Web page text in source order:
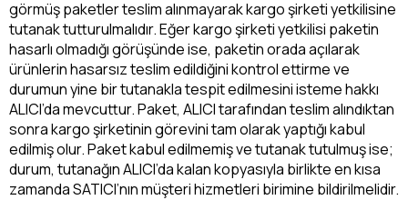
görmüş paketler teslim alınmayarak kargo şirketi yetkilisine
tutanak tutturulmalıdır. Eğer kargo şirketi yetkilisi paketin
hasarlı olmadığı görüşünde ise, paketin orada açılarak
ürünlerin hasarsız teslim edildiğini kontrol ettirme ve
durumun yine bir tutanakla tespit edilmesini isteme hakkı
ALICI’da mevcuttur. Paket, ALICI tarafından teslim alındıktan
sonra kargo şirketinin görevini tam olarak yaptığı kabul
edilmiş olur. Paket kabul edilmemiş ve tutanak tutulmuş ise;
durum, tutanağın ALICI’da kalan kopyasıyla birlikte en kısa
zamanda SATICI’nın müşteri hizmetleri birimine bildirilmelidir.